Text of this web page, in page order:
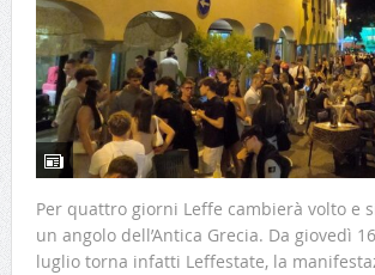
Per quattro giorni Leffe cambierà volto e
un angolo dell’Antica Grecia. Da giovedì
luglio torna infatti Leffestate, la